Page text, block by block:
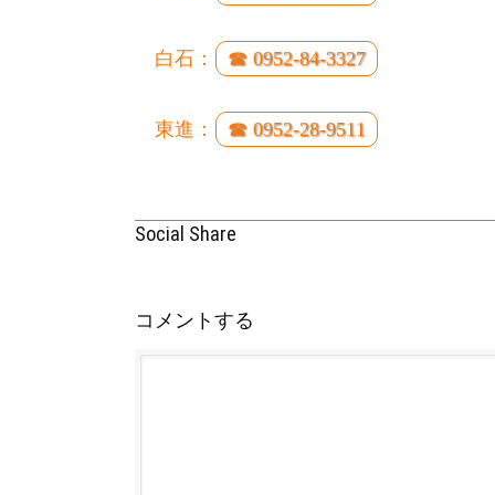
白石： ☎ 0952-84-3327
東進： ☎ 0952-28-9511
Social Share
コメントする